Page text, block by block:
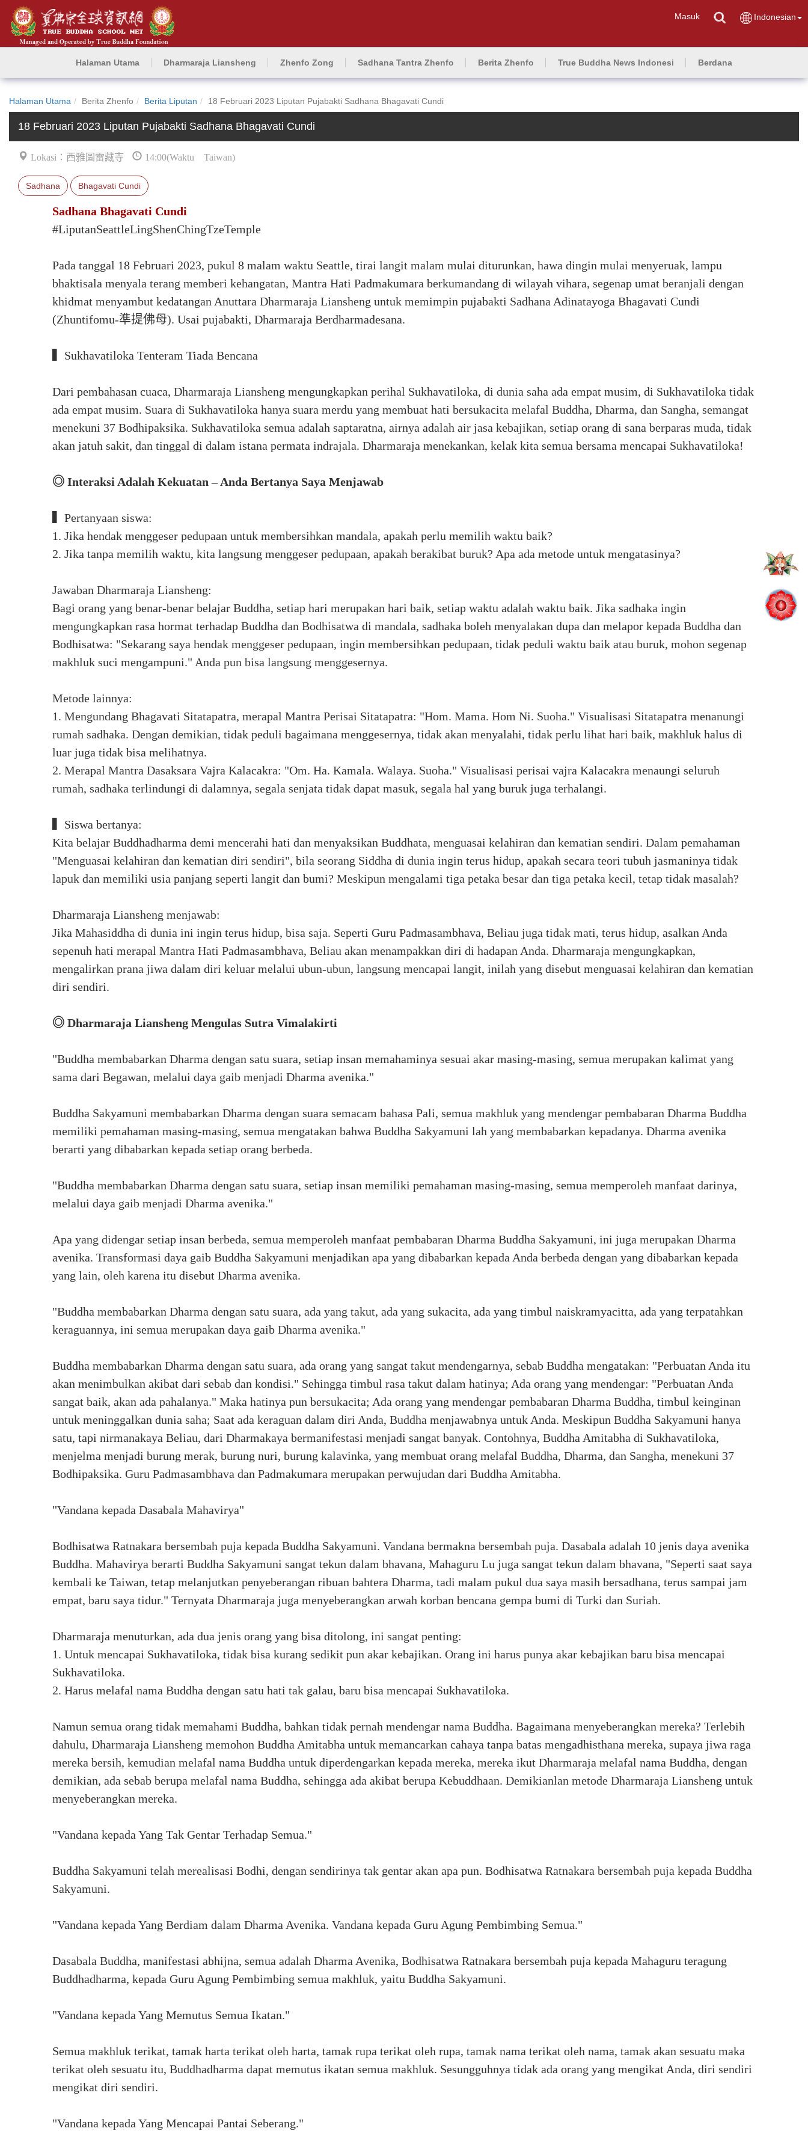
Masuk Indonesian
Halaman Utama Dharmaraja Liansheng Zhenfo Zong Sadhana Tantra Zhenfo Berita Zhenfo True Buddha News Indonesi Berdana
Halaman Utama Berita Zhenfo Berita Liputan 18 Februari 2023 Liputan Pujabakti Sadhana Bhagavati Cundi
18 Februari 2023 Liputan Pujabakti Sadhana Bhagavati Cundi
Lokasi：西雅圖雷藏寺 14:00(Waktu Taiwan)
Sadhana Bhagavati Cundi
Sadhana Bhagavati Cundi
#LiputanSeattleLingShenChingTzeTemple
Pada tanggal 18 Februari 2023, pukul 8 malam waktu Seattle, tirai langit malam mulai diturunkan, hawa dingin mulai menyeruak, lampu
bhaktisala menyala terang memberi kehangatan, Mantra Hati Padmakumara berkumandang di wilayah vihara, segenap umat beranjali dengan
khidmat menyambut kedatangan Anuttara Dharmaraja Liansheng untuk memimpin pujabakti Sadhana Adinatayoga Bhagavati Cundi
(Zhuntifomu-準提佛母). Usai pujabakti, Dharmaraja Berdharmadesana.
▍Sukhavatiloka Tenteram Tiada Bencana
Dari pembahasan cuaca, Dharmaraja Liansheng mengungkapkan perihal Sukhavatiloka, di dunia saha ada empat musim, di Sukhavatiloka tidak
ada empat musim. Suara di Sukhavatiloka hanya suara merdu yang membuat hati bersukacita melafal Buddha, Dharma, dan Sangha, semangat
menekuni 37 Bodhipaksika. Sukhavatiloka semua adalah saptaratna, airnya adalah air jasa kebajikan, setiap orang di sana berparas muda, tidak
akan jatuh sakit, dan tinggal di dalam istana permata indrajala. Dharmaraja menekankan, kelak kita semua bersama mencapai Sukhavatiloka!
◎ Interaksi Adalah Kekuatan – Anda Bertanya Saya Menjawab
▍Pertanyaan siswa:
1. Jika hendak menggeser pedupaan untuk membersihkan mandala, apakah perlu memilih waktu baik?
2. Jika tanpa memilih waktu, kita langsung menggeser pedupaan, apakah berakibat buruk? Apa ada metode untuk mengatasinya?
Jawaban Dharmaraja Liansheng:
Bagi orang yang benar-benar belajar Buddha, setiap hari merupakan hari baik, setiap waktu adalah waktu baik. Jika sadhaka ingin
mengungkapkan rasa hormat terhadap Buddha dan Bodhisatwa di mandala, sadhaka boleh menyalakan dupa dan melapor kepada Buddha dan
Bodhisatwa: "Sekarang saya hendak menggeser pedupaan, ingin membersihkan pedupaan, tidak peduli waktu baik atau buruk, mohon segenap
makhluk suci mengampuni." Anda pun bisa langsung menggesernya.
Metode lainnya:
1. Mengundang Bhagavati Sitatapatra, merapal Mantra Perisai Sitatapatra: "Hom. Mama. Hom Ni. Suoha." Visualisasi Sitatapatra menanungi
rumah sadhaka. Dengan demikian, tidak peduli bagaimana menggesernya, tidak akan menyalahi, tidak perlu lihat hari baik, makhluk halus di
luar juga tidak bisa melihatnya.
2. Merapal Mantra Dasaksara Vajra Kalacakra: "Om. Ha. Kamala. Walaya. Suoha." Visualisasi perisai vajra Kalacakra menaungi seluruh
rumah, sadhaka terlindungi di dalamnya, segala senjata tidak dapat masuk, segala hal yang buruk juga terhalangi.
▍Siswa bertanya:
Kita belajar Buddhadharma demi mencerahi hati dan menyaksikan Buddhata, menguasai kelahiran dan kematian sendiri. Dalam pemahaman
"Menguasai kelahiran dan kematian diri sendiri", bila seorang Siddha di dunia ingin terus hidup, apakah secara teori tubuh jasmaninya tidak
lapuk dan memiliki usia panjang seperti langit dan bumi? Meskipun mengalami tiga petaka besar dan tiga petaka kecil, tetap tidak masalah?
Dharmaraja Liansheng menjawab:
Jika Mahasiddha di dunia ini ingin terus hidup, bisa saja. Seperti Guru Padmasambhava, Beliau juga tidak mati, terus hidup, asalkan Anda
sepenuh hati merapal Mantra Hati Padmasambhava, Beliau akan menampakkan diri di hadapan Anda. Dharmaraja mengungkapkan,
mengalirkan prana jiwa dalam diri keluar melalui ubun-ubun, langsung mencapai langit, inilah yang disebut menguasai kelahiran dan kematian
diri sendiri.
◎ Dharmaraja Liansheng Mengulas Sutra Vimalakirti
"Buddha membabarkan Dharma dengan satu suara, setiap insan memahaminya sesuai akar masing-masing, semua merupakan kalimat yang
sama dari Begawan, melalui daya gaib menjadi Dharma avenika."
Buddha Sakyamuni membabarkan Dharma dengan suara semacam bahasa Pali, semua makhluk yang mendengar pembabaran Dharma Buddha
memiliki pemahaman masing-masing, semua mengatakan bahwa Buddha Sakyamuni lah yang membabarkan kepadanya. Dharma avenika
berarti yang dibabarkan kepada setiap orang berbeda.
"Buddha membabarkan Dharma dengan satu suara, setiap insan memiliki pemahaman masing-masing, semua memperoleh manfaat darinya,
melalui daya gaib menjadi Dharma avenika."
Apa yang didengar setiap insan berbeda, semua memperoleh manfaat pembabaran Dharma Buddha Sakyamuni, ini juga merupakan Dharma
avenika. Transformasi daya gaib Buddha Sakyamuni menjadikan apa yang dibabarkan kepada Anda berbeda dengan yang dibabarkan kepada
yang lain, oleh karena itu disebut Dharma avenika.
"Buddha membabarkan Dharma dengan satu suara, ada yang takut, ada yang sukacita, ada yang timbul naiskramyacitta, ada yang terpatahkan
keraguannya, ini semua merupakan daya gaib Dharma avenika."
Buddha membabarkan Dharma dengan satu suara, ada orang yang sangat takut mendengarnya, sebab Buddha mengatakan: "Perbuatan Anda itu
akan menimbulkan akibat dari sebab dan kondisi." Sehingga timbul rasa takut dalam hatinya; Ada orang yang mendengar: "Perbuatan Anda
sangat baik, akan ada pahalanya." Maka hatinya pun bersukacita; Ada orang yang mendengar pembabaran Dharma Buddha, timbul keinginan
untuk meninggalkan dunia saha; Saat ada keraguan dalam diri Anda, Buddha menjawabnya untuk Anda. Meskipun Buddha Sakyamuni hanya
satu, tapi nirmanakaya Beliau, dari Dharmakaya bermanifestasi menjadi sangat banyak. Contohnya, Buddha Amitabha di Sukhavatiloka,
menjelma menjadi burung merak, burung nuri, burung kalavinka, yang membuat orang melafal Buddha, Dharma, dan Sangha, menekuni 37
Bodhipaksika. Guru Padmasambhava dan Padmakumara merupakan perwujudan dari Buddha Amitabha.
"Vandana kepada Dasabala Mahavirya"
Bodhisatwa Ratnakara bersembah puja kepada Buddha Sakyamuni. Vandana bermakna bersembah puja. Dasabala adalah 10 jenis daya avenika
Buddha. Mahavirya berarti Buddha Sakyamuni sangat tekun dalam bhavana, Mahaguru Lu juga sangat tekun dalam bhavana, "Seperti saat saya
kembali ke Taiwan, tetap melanjutkan penyeberangan ribuan bahtera Dharma, tadi malam pukul dua saya masih bersadhana, terus sampai jam
empat, baru saya tidur." Ternyata Dharmaraja juga menyeberangkan arwah korban bencana gempa bumi di Turki dan Suriah.
Dharmaraja menuturkan, ada dua jenis orang yang bisa ditolong, ini sangat penting:
1. Untuk mencapai Sukhavatiloka, tidak bisa kurang sedikit pun akar kebajikan. Orang ini harus punya akar kebajikan baru bisa mencapai
Sukhavatiloka.
2. Harus melafal nama Buddha dengan satu hati tak galau, baru bisa mencapai Sukhavatiloka.
Namun semua orang tidak memahami Buddha, bahkan tidak pernah mendengar nama Buddha. Bagaimana menyeberangkan mereka? Terlebih
dahulu, Dharmaraja Liansheng memohon Buddha Amitabha untuk memancarkan cahaya tanpa batas mengadhisthana mereka, supaya jiwa raga
mereka bersih, kemudian melafal nama Buddha untuk diperdengarkan kepada mereka, mereka ikut Dharmaraja melafal nama Buddha, dengan
demikian, ada sebab berupa melafal nama Buddha, sehingga ada akibat berupa Kebuddhaan. Demikianlan metode Dharmaraja Liansheng untuk
menyeberangkan mereka.
"Vandana kepada Yang Tak Gentar Terhadap Semua."
Buddha Sakyamuni telah merealisasi Bodhi, dengan sendirinya tak gentar akan apa pun. Bodhisatwa Ratnakara bersembah puja kepada Buddha
Sakyamuni.
"Vandana kepada Yang Berdiam dalam Dharma Avenika. Vandana kepada Guru Agung Pembimbing Semua."
Dasabala Buddha, manifestasi abhijna, semua adalah Dharma Avenika, Bodhisatwa Ratnakara bersembah puja kepada Mahaguru teragung
Buddhadharma, kepada Guru Agung Pembimbing semua makhluk, yaitu Buddha Sakyamuni.
"Vandana kepada Yang Memutus Semua Ikatan."
Semua makhluk terikat, tamak harta terikat oleh harta, tamak rupa terikat oleh rupa, tamak nama terikat oleh nama, tamak akan sesuatu maka
terikat oleh sesuatu itu, Buddhadharma dapat memutus ikatan semua makhluk. Sesungguhnya tidak ada orang yang mengikat Anda, diri sendiri
mengikat diri sendiri.
"Vandana kepada Yang Mencapai Pantai Seberang."